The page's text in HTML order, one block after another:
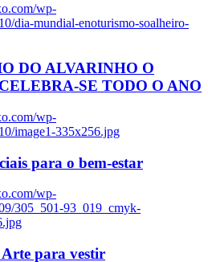
wp-
dia-mundial-enoturismo-soalheiro-
DO ALVARINHO O
SE TODO O ANO
wp-
image1-335x256.jpg
para o bem-estar
wp-
305_501-93_019_cmyk-
para vestir